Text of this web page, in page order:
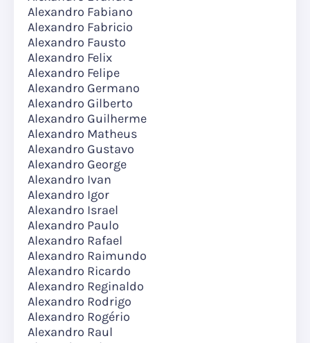
Alexandro Fabiano
Alexandro Fabricio
Alexandro Fausto
Alexandro Felix
Alexandro Felipe
Alexandro Germano
Alexandro Gilberto
Alexandro Guilherme
Alexandro Matheus
Alexandro Gustavo
Alexandro George
Alexandro Ivan
Alexandro Igor
Alexandro Israel
Alexandro Paulo
Alexandro Rafael
Alexandro Raimundo
Alexandro Ricardo
Alexandro Reginaldo
Alexandro Rodrigo
Alexandro Rogério
Alexandro Raul